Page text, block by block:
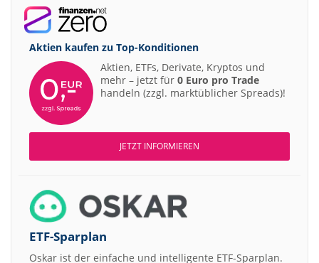
Aktien kaufen zu Top-Konditionen
Aktien, ETFs, Derivate, Kryptos und
mehr – jetzt für 0 Euro pro Trade
handeln (zzgl. marktüblicher Spreads)!
JETZT INFORMIEREN
ETF-Sparplan
Oskar ist der einfache und intelligente ETF-Sparplan.